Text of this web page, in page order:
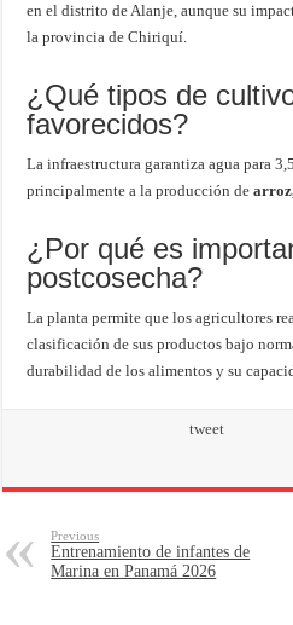
en el distrito de Alanje, aunque su
la provincia de Chiriquí.
¿Qué tipos de
favorecidos?
La infraestructura garantiza agua para
principalmente a la producción de
¿Por qué es
postcosecha?
La planta permite que los agricultores
clasificación de sus productos bajo
durabilidad de los alimentos y su
tweet
Previous
Entrenamiento de infantes de
Marina en Panamá 2026